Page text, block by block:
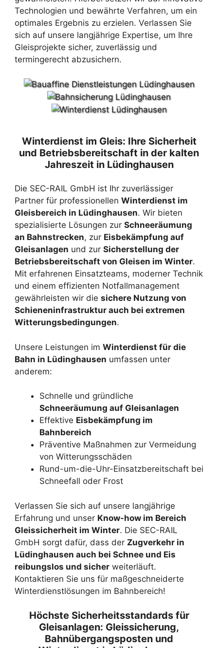
Technologien und bewährte Verfahren, um ein
optimales Ergebnis zu erzielen. Verlassen Sie
sich auf unsere langjährige Expertise, um Ihre
Gleisprojekte sicher, zuverlässig und
termingerecht abzusichern.
Winterdienst im Gleis: Ihre Sicherheit
und Betriebsbereitschaft in der kalten
Jahreszeit in Lüdinghausen
Die SEC-RAIL GmbH ist Ihr zuverlässiger
Partner für professionellen Winterdienst im
Gleisbereich in Lüdinghausen. Wir bieten
spezialisierte Lösungen zur Schneeräumung
an Bahnstrecken, zur Eisbekämpfung auf
Gleisanlagen und zur Sicherstellung der
Betriebsbereitschaft von Gleisen im Winter.
Mit erfahrenen Einsatzteams, moderner Technik
und einem effizienten Notfallmanagement
gewährleisten wir die sichere Nutzung von
Schieneninfrastruktur auch bei extremen
Witterungsbedingungen.
Unsere Leistungen im Winterdienst für die
Bahn in Lüdinghausen umfassen unter
anderem:
Schnelle und gründliche
Schneeräumung auf Gleisanlagen
Effektive Eisbekämpfung im
Bahnbereich
Präventive Maßnahmen zur Vermeidung
von Witterungsschäden
Rund-um-die-Uhr-Einsatzbereitschaft bei
Schneefall oder Frost
Verlassen Sie sich auf unsere langjährige
Erfahrung und unser Know-how im Bereich
Gleissicherheit im Winter. Die SEC-RAIL
GmbH sorgt dafür, dass der Zugverkehr in
Lüdinghausen auch bei Schnee und Eis
reibungslos und sicher weiterläuft.
Kontaktieren Sie uns für maßgeschneiderte
Winterdienstlösungen im Bahnbereich!
Höchste Sicherheitsstandards für
Gleisanlagen: Gleissicherung,
Bahnübergangsposten und